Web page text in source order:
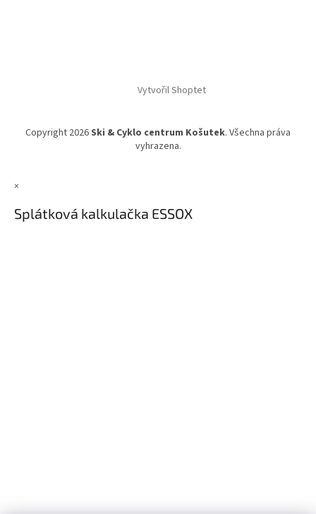
Vytvořil Shoptet
Copyright 2026Ski & Cyklo centrum Košutek. Všechna práva
vyhrazena.
×
Splátková kalkulačka ESSOX